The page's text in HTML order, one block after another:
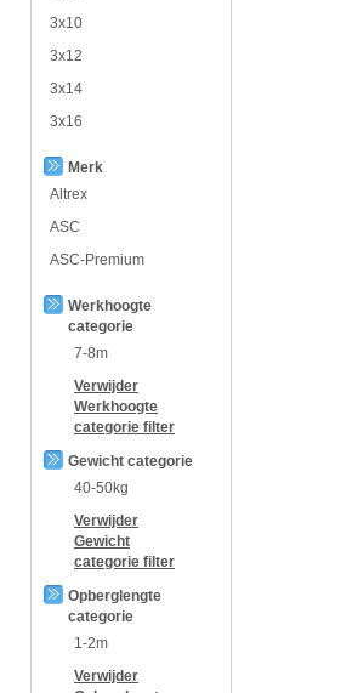
3x10
3x12
3x14
3x16
Merk
Altrex
ASC
ASC-Premium
Werkhoogte
categorie
7-8m
Verwijder
Werkhoogte
categorie filter
Gewicht categorie
40-50kg
Verwijder
Gewicht
categorie filter
Opberglengte
categorie
1-2m
Verwijder